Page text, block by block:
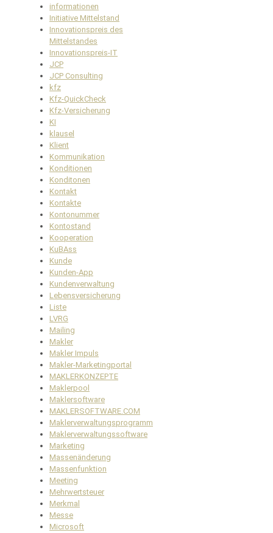
informationen
Initiative Mittelstand
Innovationspreis des
Mittelstandes
Innovationspreis-IT
JCP
JCP Consulting
kfz
Kfz-QuickCheck
Kfz-Versicherung
KI
klausel
Klient
Kommunikation
Konditionen
Konditonen
Kontakt
Kontakte
Kontonummer
Kontostand
Kooperation
KuBAss
Kunde
Kunden-App
Kundenverwaltung
Lebensversicherung
Liste
LVRG
Mailing
Makler
Makler Impuls
Makler-Marketingportal
MAKLERKONZEPTE
Maklerpool
Maklersoftware
MAKLERSOFTWARE.COM
Maklerverwaltungsprogramm
Maklerverwaltungssoftware
Marketing
Massenänderung
Massenfunktion
Meeting
Mehrwertsteuer
Merkmal
Messe
Microsoft